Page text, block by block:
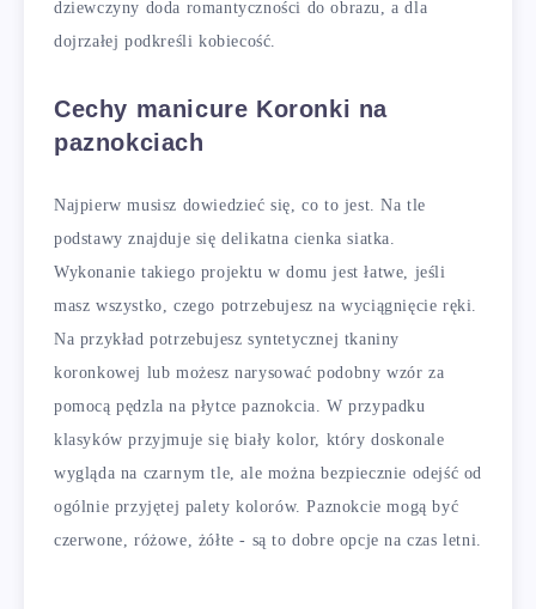
dziewczyny doda romantyczności do obrazu, a dla
dojrzałej podkreśli kobiecość.
Cechy manicure Koronki na
paznokciach
Najpierw musisz dowiedzieć się, co to jest. Na tle
podstawy znajduje się delikatna cienka siatka.
Wykonanie takiego projektu w domu jest łatwe, jeśli
masz wszystko, czego potrzebujesz na wyciągnięcie ręki.
Na przykład potrzebujesz syntetycznej tkaniny
koronkowej lub możesz narysować podobny wzór za
pomocą pędzla na płytce paznokcia. W przypadku
klasyków przyjmuje się biały kolor, który doskonale
wygląda na czarnym tle, ale można bezpiecznie odejść od
ogólnie przyjętej palety kolorów. Paznokcie mogą być
czerwone, różowe, żółte - są to dobre opcje na czas letni.